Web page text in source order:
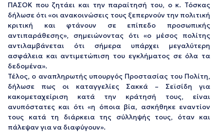
ΠΑΣΟΚ που ζητάει και την παραίτησή του, ο κ. Τόσκας
δήλωσε ότι «οι ανακοινώσεις τους ξεπερνούν την πολιτική
κριτική και φτάνουν σε επίπεδο προσωπικής
αντιπαράθεσης», σημειώνοντας ότι «ο μέσος πολίτης
αντιλαμβάνεται ότι σήμερα υπάρχει μεγαλύτερη
ασφάλεια και αντιμετώπιση του εγκλήματος σε όλα τα
δεδομένα».
Τέλος, ο αναπληρωτής υπουργός Προστασίας του Πολίτη,
δήλωσε πως οι καταγγελίες Σακκά – Σεϊσίδη για
κακομεταχείριση κατά την κράτησή τους, είναι
ανυπόστατες και ότι «η όποια βία, ασκήθηκε εναντίον
τους κατά τη διάρκεια της σύλληψής τους, όταν και
πάλεψαν για να διαφύγουν».